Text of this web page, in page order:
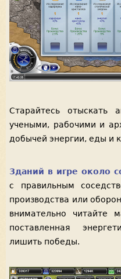
Старайтесь отыскать
учеными, рабочими и
добычей энергии, еды и
Зданий в игре около
с правильным
производства или
внимательно читайте
поставленная
лишить победы.